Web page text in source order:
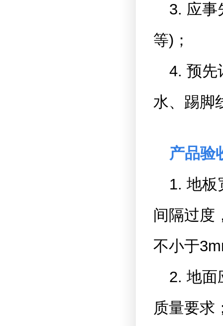
3. 应事
等)；
4. 预先
水、踢脚
产品验
1. 地板
间隔过度
不小于
2. 地面
质量要求